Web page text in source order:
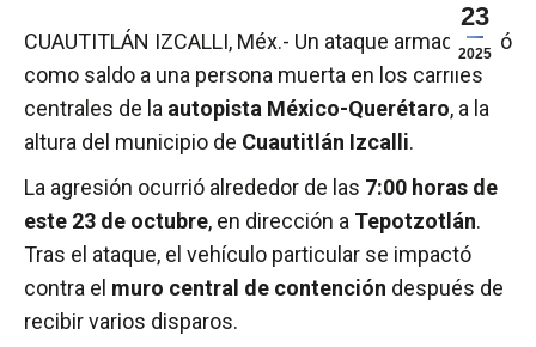
23
2025
CUAUTITLÁN IZCALLI, Méx.- Un ataque armado dejó
como saldo a una persona muerta en los carriles
centrales de la autopista México-Querétaro, a la
altura del municipio de Cuautitlán Izcalli.
La agresión ocurrió alrededor de las 7:00 horas de
este 23 de octubre, en dirección a Tepotzotlán.
Tras el ataque, el vehículo particular se impactó
contra el muro central de contención después de
recibir varios disparos.